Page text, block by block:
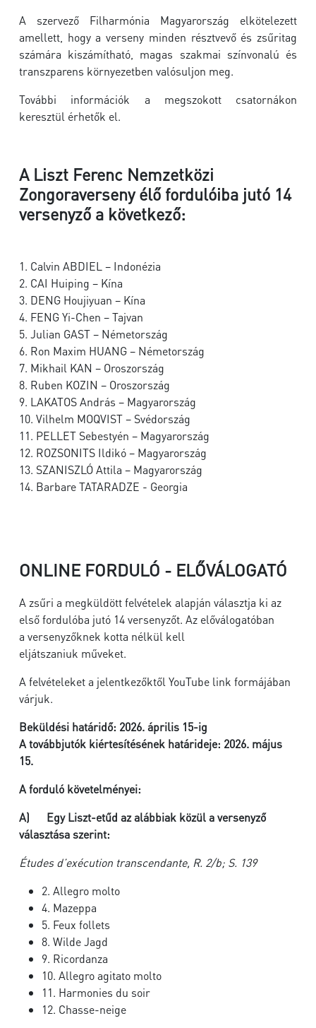
A szervező Filharmónia Magyarország elkötelezett
amellett, hogy a verseny minden résztvevő és zsűritag
számára kiszámítható, magas szakmai színvonalú és
transzparens környezetben valósuljon meg.
További információk a megszokott csatornákon
keresztül érhetők el.
A Liszt Ferenc Nemzetközi
Zongoraverseny élő fordulóiba jutó 14
versenyző a következő:
1. Calvin ABDIEL – Indonézia
2. CAI Huiping – Kína
3. DENG Houjiyuan – Kína
4. FENG Yi-Chen – Tajvan
5. Julian GAST – Németország
6. Ron Maxim HUANG – Németország
7. Mikhail KAN – Oroszország
8. Ruben KOZIN – Oroszország
9. LAKATOS András – Magyarország
10. Vilhelm MOQVIST – Svédország
11. PELLET Sebestyén – Magyarország
12. ROZSONITS Ildikó – Magyarország
13. SZANISZLÓ Attila – Magyarország
14. Barbare TATARADZE - Georgia
ONLINE FORDULÓ - ELŐVÁLOGATÓ
A zsűri a megküldött felvételek alapján választja ki az
első fordulóba jutó 14 versenyzőt. Az előválogatóban
a versenyzőknek kotta nélkül kell
eljátszaniuk műveket.
A felvételeket a jelentkezőktől YouTube link formájában
várjuk.
Beküldési határidő: 2026. április 15-ig
A továbbjutók kiértesítésének határideje: 2026. május
15.
A forduló követelményei:
A)
Egy Liszt-etűd az alábbiak közül a versenyző
választása szerint:
Études d’exécution transcendante, R. 2/b; S. 139
2. Allegro molto
4. Mazeppa
5. Feux follets
8. Wilde Jagd
9. Ricordanza
10. Allegro agitato molto
11. Harmonies du soir
12. Chasse-neige